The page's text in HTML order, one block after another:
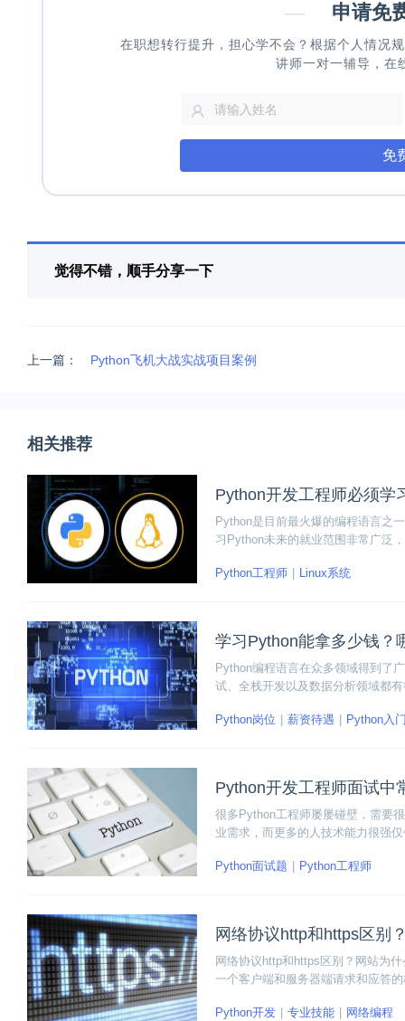
— 申请免
在职想转行提升，担心学不会？根据个人情况
讲师一对一辅导，在
免
觉得不错，顺手分享一下
上一篇： Python飞机大战实战项目案例
相关推荐
Python开发工程师必须学
Python是目前最火爆的编程语言之
习Python未来的就业范围非常广泛
呢？
Python工程师 Linux系统
学习Python能拿多少钱？
Python编程语言在众多领域得到了
试、全栈开发以及数据分析领域都
Python岗位
薪资待遇 Python入
Python开发工程师面试中
很多Python工程师屡屡碰壁，需要
业需求，而更多的人技术能力很强
开发工程师面试中常见的知识点集
Python面试题 Python工程师
网络协议http和https区别
网络协议http和https区别？网站为
一个客户端和服务器端请求和应答
包括防窃听、篡改、劫持。
Python开发 专业技能 网络编程